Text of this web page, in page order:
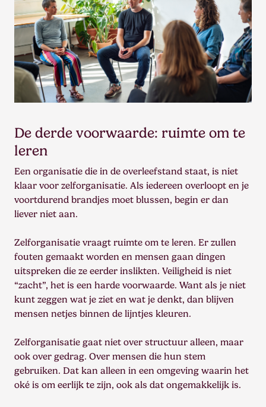
De derde voorwaarde: ruimte om te
leren
Een organisatie die in de overleefstand staat, is niet
klaar voor zelforganisatie. Als iedereen overloopt en je
voortdurend brandjes moet blussen, begin er dan
liever niet aan.
Zelforganisatie vraagt ruimte om te leren. Er zullen
fouten gemaakt worden en mensen gaan dingen
uitspreken die ze eerder inslikten. Veiligheid is niet
“zacht”, het is een harde voorwaarde. Want als je niet
kunt zeggen wat je ziet en wat je denkt, dan blijven
mensen netjes binnen de lijntjes kleuren.
Zelforganisatie gaat niet over structuur alleen, maar
ook over gedrag. Over mensen die hun stem
gebruiken. Dat kan alleen in een omgeving waarin het
oké is om eerlijk te zijn, ook als dat ongemakkelijk is.